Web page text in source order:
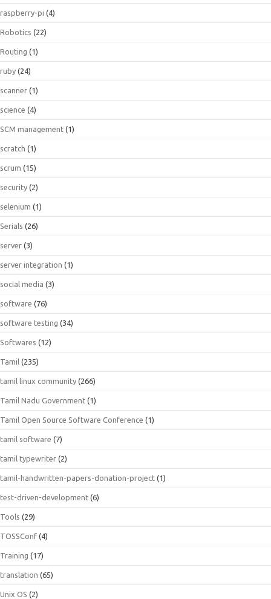
raspberry-pi (4)
Robotics (22)
Routing (1)
ruby (24)
scanner (1)
science (4)
SCM management (1)
scratch (1)
scrum (15)
security (2)
selenium (1)
Serials (26)
server (3)
server integration (1)
social media (3)
software (76)
software testing (34)
Softwares (12)
Tamil (235)
tamil linux community (266)
Tamil Nadu Government (1)
Tamil Open Source Software Conference (1)
tamil software (7)
tamil typewriter (2)
tamil-handwritten-papers-donation-project (1)
test-driven-development (6)
Tools (29)
TOSSConf (4)
Training (17)
translation (65)
Unix OS (2)